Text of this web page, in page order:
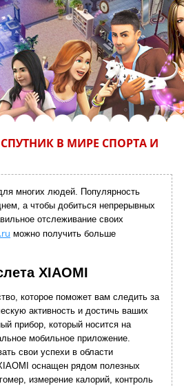
В МИРЕ СПОРТА И
многих людей. Популярность
а чтобы добиться непрерывных
отслеживание своих
можно получить больше
XIAOMI
которое поможет вам следить за
активность и достичь ваших
прибор, который носится на
мобильное приложение.
свои успехи в области
оснащен рядом полезных
измерение калорий, контроль